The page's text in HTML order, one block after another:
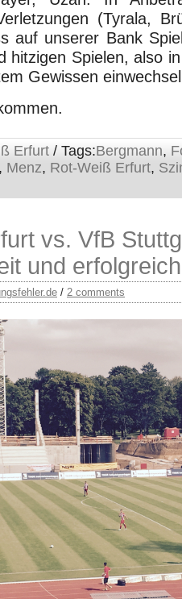
(Tyrala,
auf unserer Bank
hitzigen Spielen, also
Gewissen
Erfurt / Tags:Bergmann,
Menz, Rot-Weiß Erfurt,
vs. VfB
und erfolgreich
/ 2 comments